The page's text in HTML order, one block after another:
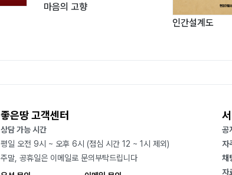
마음의 고향
인간설계도
좋은땅 고객센터
상담 가능 시간
평일 오전 9시 ~ 오후 6시 (점심 시간 12 ~ 1시 제외)
주말, 공휴일은 이메일로 문의부탁드립니다
공
자
채
자